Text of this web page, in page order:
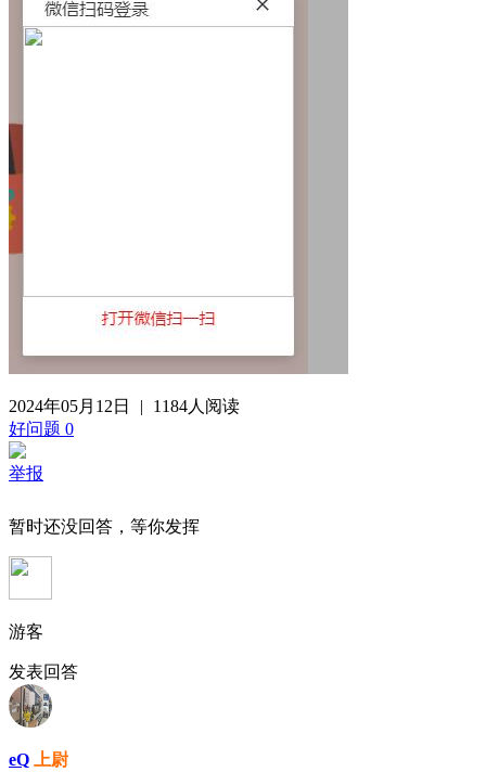
2024年05月12日 |
1184人阅读
好问题 0
举报
暂时还没回答，等你发挥
游客
发表回答
eQ 上尉